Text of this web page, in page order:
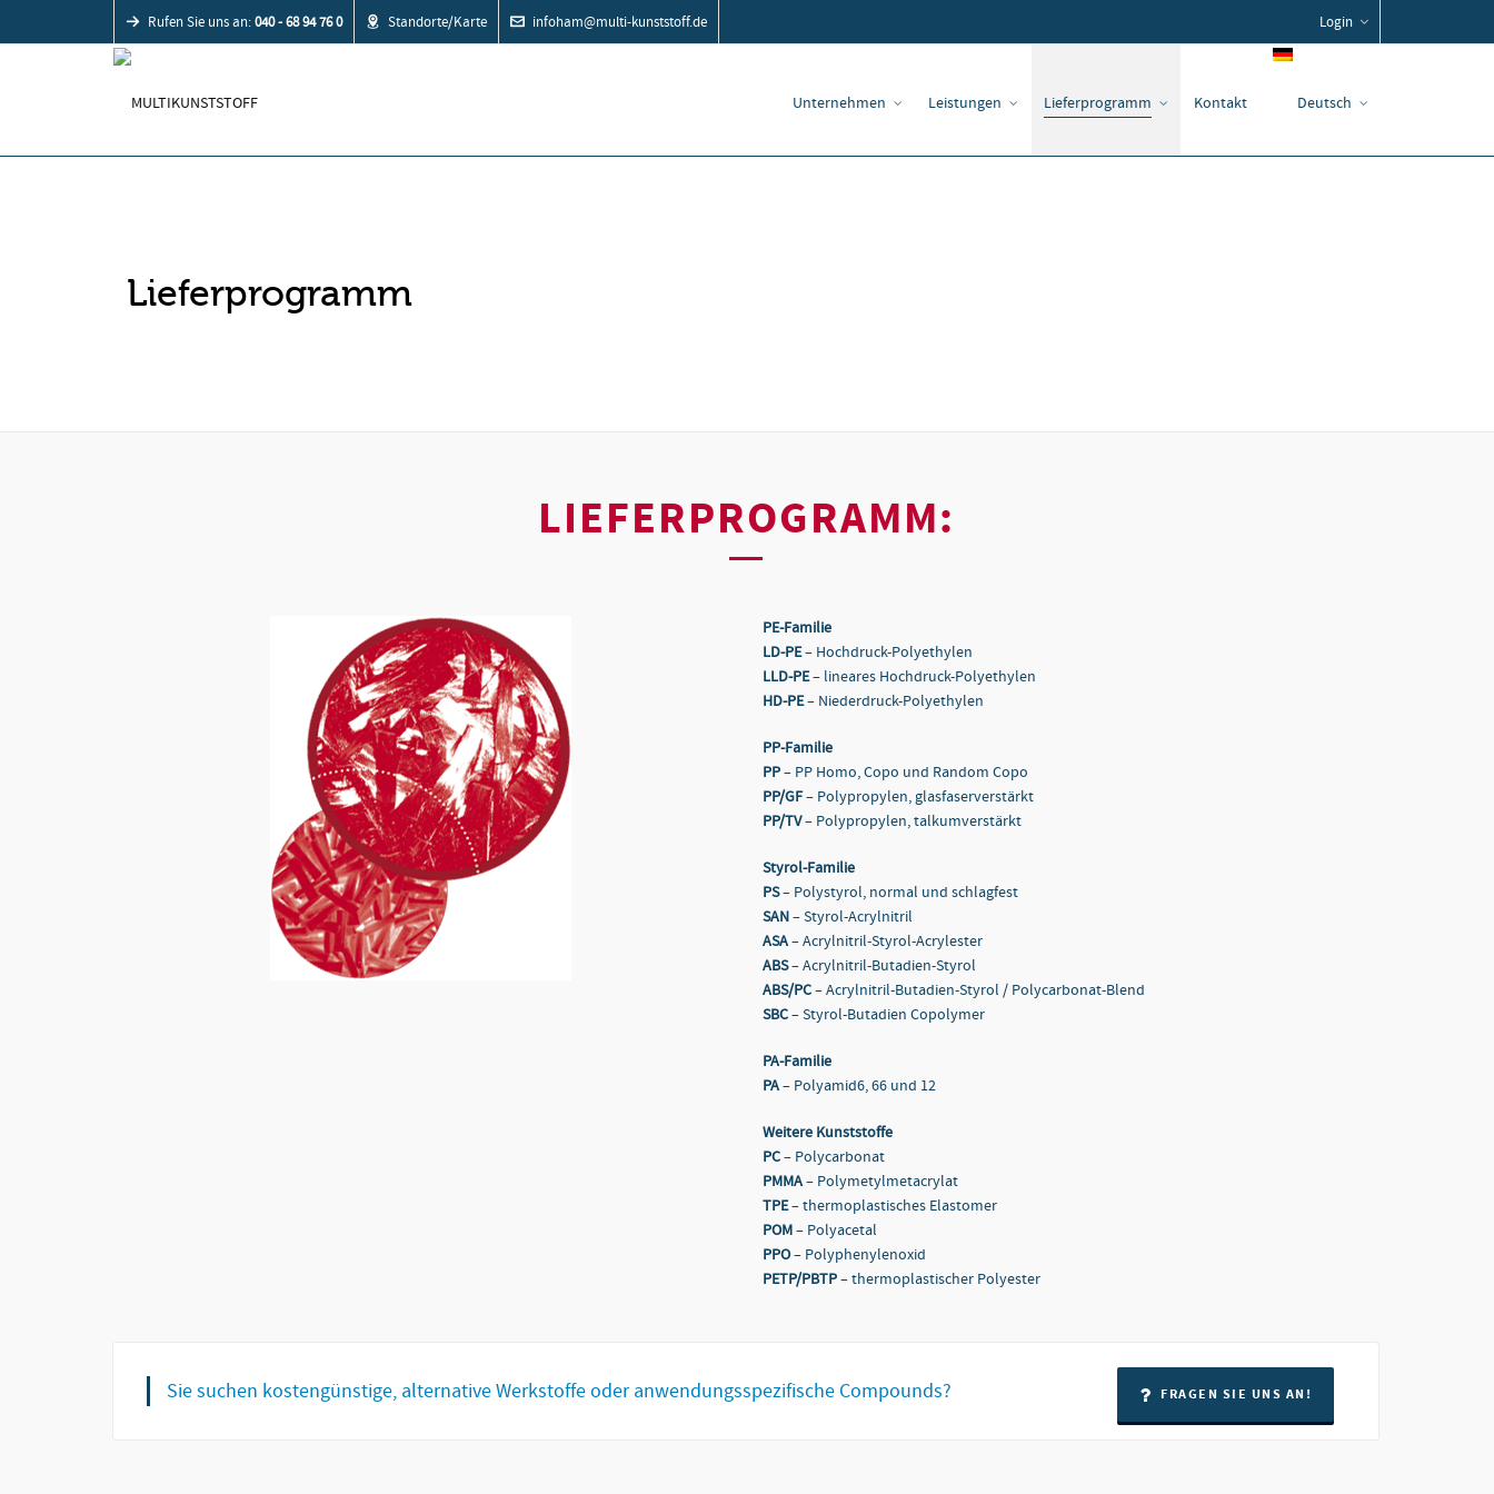
Rufen Sie uns an:040 - 68 94 76 0 Standorte/Karte infoham@multi-kunststoff.de Login
Unternehmen Leistungen Lieferprogramm Kontakt Deutsch
Lieferprogramm
LIEFERPROGRAMM:
PE-Familie
LD-PE– Hochdruck-Polyethylen
LLD-PE– lineares Hochdruck-Polyethylen
HD-PE– Niederdruck-Polyethylen
PP-Familie
PP– PP Homo, Copo und Random Copo
PP/GF– Polypropylen, glasfaserverstärkt
PP/TV– Polypropylen, talkumverstärkt
Styrol-Familie
PS– Polystyrol, normal und schlagfest
SAN– Styrol-Acrylnitril
ASA– Acrylnitril-Styrol-Acrylester
ABS– Acrylnitril-Butadien-Styrol
ABS/PC– Acrylnitril-Butadien-Styrol / Polycarbonat-Blend
SBC– Styrol-Butadien Copolymer
PA-Familie
PA– Polyamid6, 66 und 12
Weitere Kunststoffe
PC– Polycarbonat
PMMA– Polymetylmetacrylat
TPE– thermoplastisches Elastomer
POM– Polyacetal
PPO– Polyphenylenoxid
PETP/PBTP– thermoplastischer Polyester
Sie suchen kostengünstige, alternative Werkstoffe oder anwendungsspezifische Compounds? FRAGEN SIE UNS AN!